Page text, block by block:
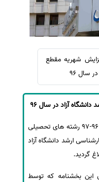
شهریه مقطع
سال 96
آزاد در سال 96
بخشنامه نرخ شهریه سال تحصیلی 96-97 رشته های تحصیلی
ارشد دانشگاه آزاد
گردید.
این بخشنامه که توسط